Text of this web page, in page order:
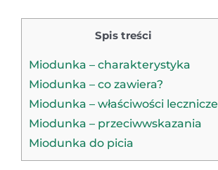
Spis treści
Miodunka – charakterystyka
Miodunka – co zawiera?
Miodunka – właściwości lecznicze
Miodunka – przeciwwskazania
Miodunka do picia